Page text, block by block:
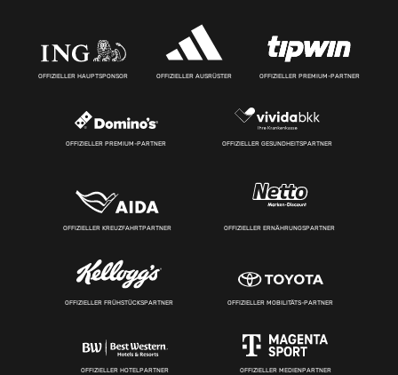
OFFIZIELLER HAUPTSPONSOR OFFIZIELLER AUSRÜSTER OFFIZIELLER PREMIUM-PARTNER
OFFIZIELLER PREMIUM-PARTNER OFFIZIELLER GESUNDHEITSPARTNER
OFFIZIELLER KREUZFAHRTPARTNER OFFIZIELLER ERNÄHRUNGSPARTNER
OFFIZIELLER FRÜHSTÜCKSPARTNER OFFIZIELLER MOBILITÄTS-PARTNER
OFFIZIELLER HOTELPARTNER OFFIZIELLER MEDIENPARTNER